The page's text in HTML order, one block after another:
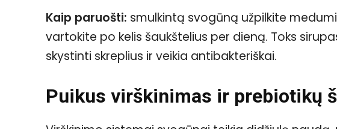
Kaip paruošti: smulkintą svogūną užpilkite
vartokite po kelis šaukštelius per dieną. Toks
skystinti skreplius ir veikia antibakteriškai.
Puikus virškinimas ir prebiotikų